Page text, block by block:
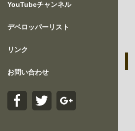
YouTubeチャンネル
デベロッパーリスト
リンク
お問い合わせ